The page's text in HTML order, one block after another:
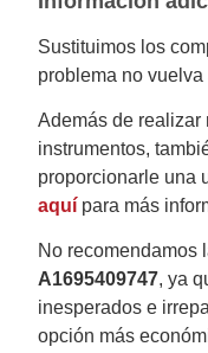
Sustituimos los
problema no
Además de realizar
instrumentos,
proporcionarle una
aquí para más
No recomendamos
A1695409747, ya
inesperados e
opción más